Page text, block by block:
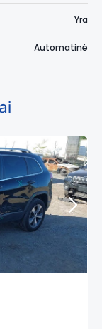
Yra
Automatinė